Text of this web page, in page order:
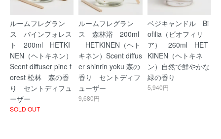
ルームフレグラン
ス パインフォレス
ト 200ml HETKI
NEN（ヘトキネン）
Scent diffuser pine f
orest 松林 森の香
り セントディフュ
ーザー
SOLD OUT
ルームフレグラン
ス 森林浴 200ml
HETKINEN（ヘト
キネン）Scent diffus
er shinrin yoku 森の
香り セントディフ
ューザー
9,680円
ベジキャンドル Bi
ofilia（ビオフィリ
ア） 260ml HET
KINEN（ヘトキネ
ン）自然で鮮やかな
緑の香り
5,940円